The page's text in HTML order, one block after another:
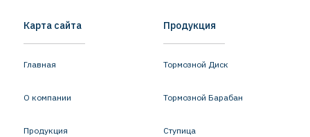
Карта сайта
Главная
О компании
Продукция
Продукция
Тормозной Диск
Тормозной Барабан
Ступица